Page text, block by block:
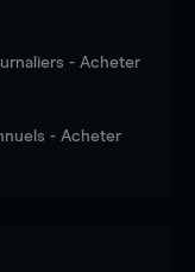
- Acheter
- Acheter